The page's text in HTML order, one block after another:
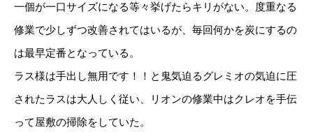
一個が一口サイズになる等々挙げたらキリがない。度重なる
修業で少しずつ改善されてはいるが、毎回何かを炭にするの
は最早定番となっている。
ラス様は手出し無用です！！と鬼気迫るグレミオの気迫に圧
されたラスは大人しく従い、リオンの修業中はクレオを手伝
って屋敷の掃除をしていた。